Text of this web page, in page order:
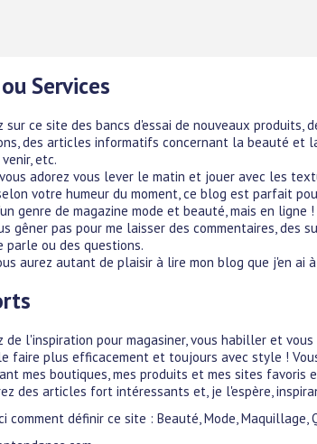
Services
sur ce site des bancs d'essai de nouveaux produits,
des articles informatifs concernant la beauté et
etc.
vous adorez vous lever le matin et jouer avec les
votre humeur du moment, ce blog est parfait
genre de magazine mode et beauté, mais en ligne !
gêner pas pour me laisser des commentaires, des
parle ou des questions.
aurez autant de plaisir à lire mon blog que j'en ai
de l'inspiration pour magasiner, vous habiller et
faire plus efficacement et toujours avec style !
mes boutiques, mes produits et mes sites favoris
des articles fort intéressants et, je l'espère,
comment définir ce site : Beauté, Mode, Maquillage,